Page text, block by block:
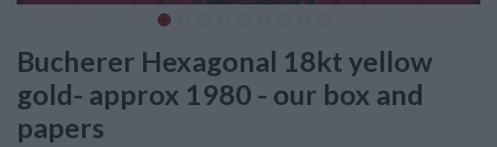
Bucherer Hexagonal 18kt yellow
gold- approx 1980 - our box and
papers